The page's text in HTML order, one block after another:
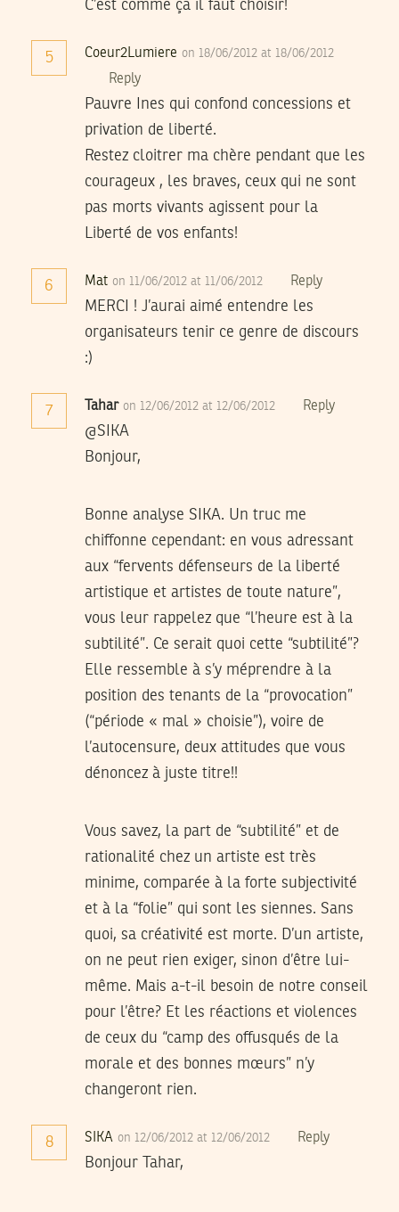
C’est comme ça il faut choisir!
5 Coeur2Lumiere on 18/06/2012 at 18/06/2012
Reply
Pauvre Ines qui confond concessions et
privation de liberté.
Restez cloitrer ma chère pendant que les
courageux , les braves, ceux qui ne sont
pas morts vivants agissent pour la
Liberté de vos enfants!
6 Mat on 11/06/2012 at 11/06/2012 Reply
MERCI ! J’aurai aimé entendre les
organisateurs tenir ce genre de discours
:)
7 Tahar on 12/06/2012 at 12/06/2012 Reply
@SIKA
Bonjour,
Bonne analyse SIKA. Un truc me
chiffonne cependant: en vous adressant
aux “fervents défenseurs de la liberté
artistique et artistes de toute nature”,
vous leur rappelez que “l’heure est à la
subtilité”. Ce serait quoi cette “subtilité”?
Elle ressemble à s’y méprendre à la
position des tenants de la “provocation”
(“période « mal » choisie”), voire de
l’autocensure, deux attitudes que vous
dénoncez à juste titre!!
Vous savez, la part de “subtilité” et de
rationalité chez un artiste est très
minime, comparée à la forte subjectivité
et à la “folie” qui sont les siennes. Sans
quoi, sa créativité est morte. D’un artiste,
on ne peut rien exiger, sinon d’être lui-
même. Mais a-t-il besoin de notre conseil
pour l’être? Et les réactions et violences
de ceux du “camp des offusqués de la
morale et des bonnes mœurs” n’y
changeront rien.
8 SIKA on 12/06/2012 at 12/06/2012 Reply
Bonjour Tahar,